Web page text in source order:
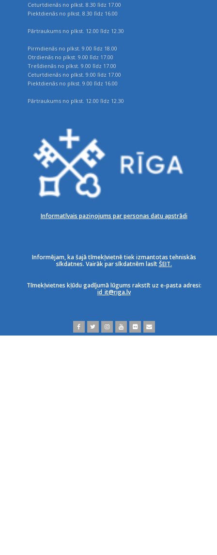
Ceturtdienās no plkst. 8.30 līdz 17.00
Piektdienās no plkst. 8.30 līdz 16.00
Pārtraukums no plkst. 12.00 līdz 12.30
Pirmdienās no plkst. 9.00 līdz 18.00
Otrdienās no plkst. 9.00 līdz 17.00
Trešdienās no plkst. 9.00 līdz 17.00
Ceturtdienās no plkst. 9.00 līdz 17.00
Piektdienās no plkst. 9.00 līdz 16.00
Pārtraukums no plkst. 12.00 līdz 12.30
Informatīvais paziņojums par personas datu apstrādi
Informējam, ka šajā tīmekļvietnē tiek izmantotas tehniskās
sīkdatnes. Vairāk par sīkdatnēm lasītŠEIT.
Tīmekļvietnes kļūdu gadījumā lūgums rakstīt uz e-pasta adresi:
id_it@riga.lv